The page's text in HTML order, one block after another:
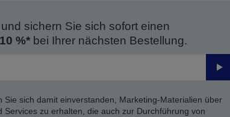
sichern Sie sich sofort einen
10 %*bei Ihrer nächsten Bestellung.
sich damit einverstanden, Marketing-Materialien über
zu erhalten, die auch zur Durchführung von